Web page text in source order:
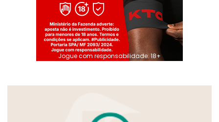
Jogue com responsabilidade. 18+